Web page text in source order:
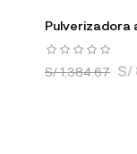
Pulverizadora
S/ 1,384.67 S/